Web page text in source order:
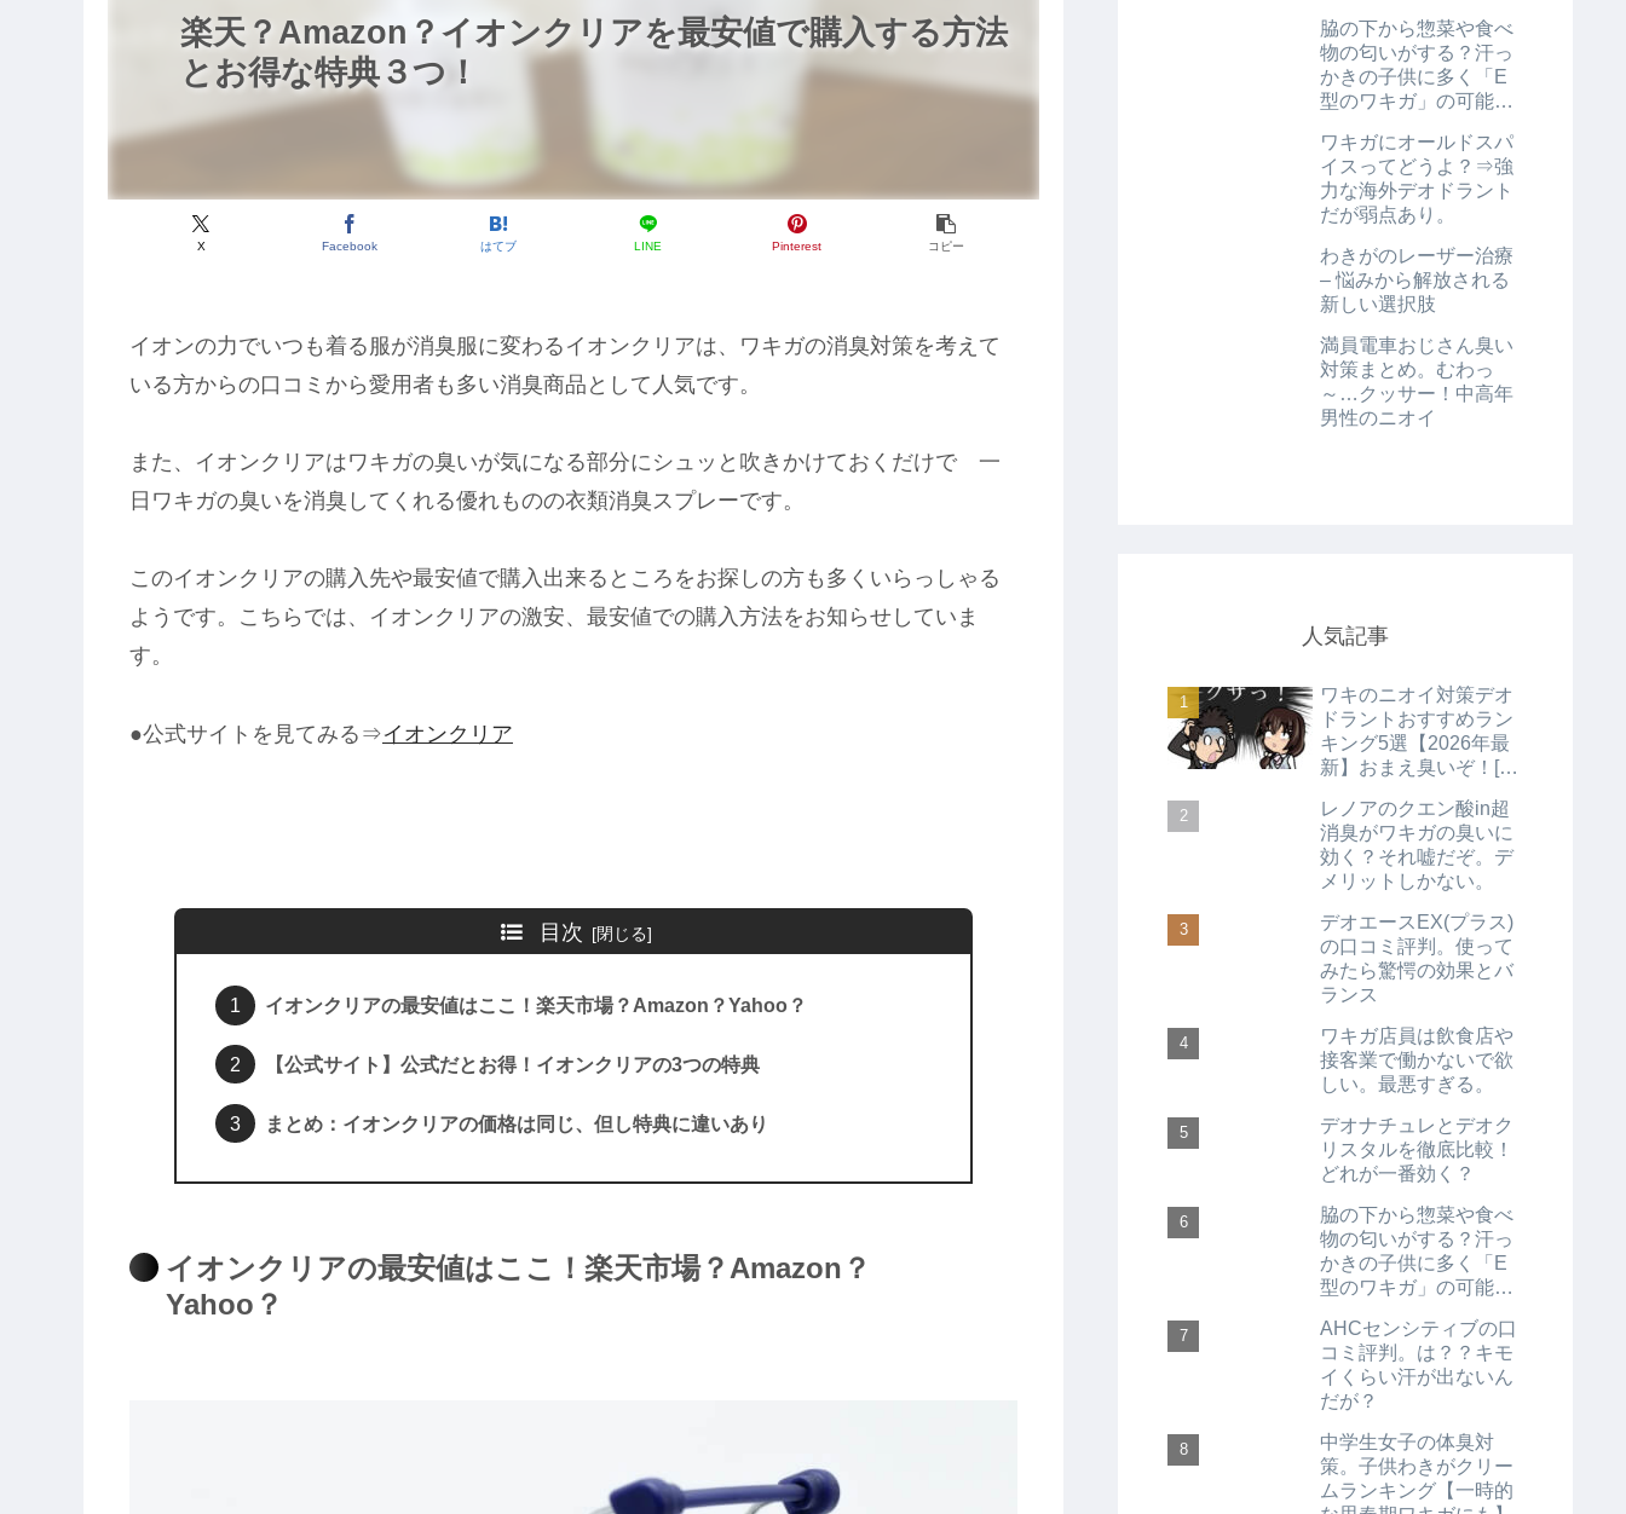
楽天？Amazon？イオンクリアを最安値で購入する方法
とお得な特典３つ！
X Facebook はてブ LINE Pinterest コピー
イオンの力でいつも着る服が消臭服に変わるイオンクリアは、ワキガの消臭対策を考えて
いる方からの口コミから愛用者も多い消臭商品として人気です。
また、イオンクリアはワキガの臭いが気になる部分にシュッと吹きかけておくだけで 一
日ワキガの臭いを消臭してくれる優れものの衣類消臭スプレーです。
このイオンクリアの購入先や最安値で購入出来るところをお探しの方も多くいらっしゃる
ようです。こちらでは、イオンクリアの激安、最安値での購入方法をお知らせしていま
す。
●公式サイトを見てみる⇒イオンクリア
目次
イオンクリアの最安値はここ！楽天市場？Amazon？Yahoo？
【公式サイト】公式だとお得！イオンクリアの3つの特典
まとめ：イオンクリアの価格は同じ、但し特典に違いあり
イオンクリアの最安値はここ！楽天市場？Amazon？
Yahoo？
脇の下から惣菜や食べ
物の匂いがする？汗っ
かきの子供に多く「E
型のワキガ」の可能性
ワキガにオールドスパ
イスってどうよ？⇒強
力な海外デオドラント
だが弱点あり。
わきがのレーザー治療
– 悩みから解放される
新しい選択肢
満員電車おじさん臭い
対策まとめ。むわっ
～…クッサー！中高年
男性のニオイ
人気記事
ワキのニオイ対策デオ
ドラントおすすめラン
キング5選【2026年最
新】おまえ臭いぞ！[最
レノアのクエン酸in超
消臭がワキガの臭いに
効く？それ嘘だぞ。デ
メリットしかない。
デオエースEX(プラス)
の口コミ評判。使って
みたら驚愕の効果とバ
ランス
ワキガ店員は飲食店や
接客業で働かないで欲
しい。最悪すぎる。
デオナチュレとデオク
リスタルを徹底比較！
どれが一番効く？
脇の下から惣菜や食べ
物の匂いがする？汗っ
かきの子供に多く「E
型のワキガ」の可能性
AHCセンシティブの口
コミ評判。は？？キモ
イくらい汗が出ないん
だが？
中学生女子の体臭対
策。子供わきがクリー
ムランキング【一時的